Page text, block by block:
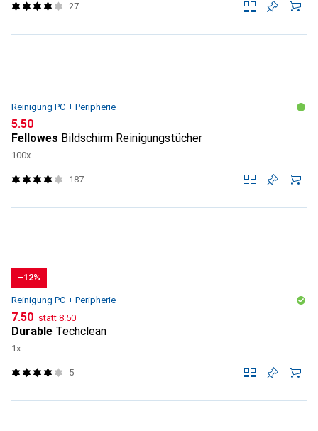
27
Reinigung PC + Peripherie
CHF
5.50
Fellowes Bildschirm Reinigungstücher
100x
187
−12%
Reinigung PC + Peripherie
CHF
7.50 statt CHF
8.50
Durable Techclean
1x
5